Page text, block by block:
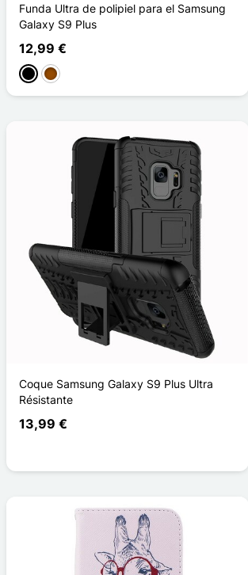
Funda Ultra de polipiel para el Samsung
Galaxy S9 Plus
12,99 €
NegroMarrón
Coque Samsung Galaxy S9 Plus Ultra
Résistante
13,99 €